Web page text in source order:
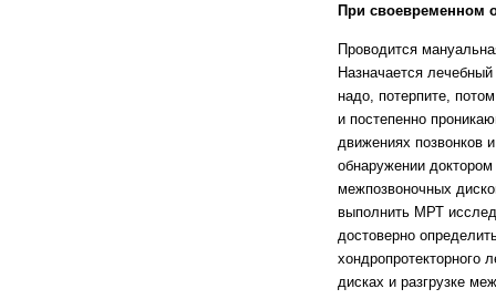
При своевременном
Проводится
Назначается
надо, потерпите,
и постепенно
движениях позвонков
обнаружении
межпозвоночных
выполнить МРТ
достоверно
хондропротекторного
дисках и разгрузке